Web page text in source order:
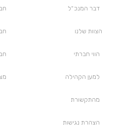
דבר המנכ״ל
הצוות שלנו
הווי חברתי
למען הקהילה
מהתקשורת
הצהרת נגישות